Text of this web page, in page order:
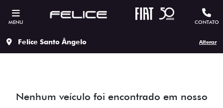
MENU CONTATO
Felice Santo Ângelo Alterar
Nenhum veículo foi encontrado em nosso